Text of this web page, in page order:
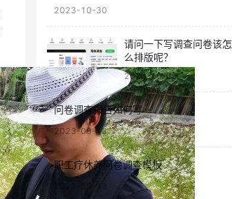
2023-10-30
请问一下写调查问卷该怎
么排版呢？
2023-10-30
问卷调查报告如何写
2023-09-13
职工疗休养问卷调查模板
2023-09-13